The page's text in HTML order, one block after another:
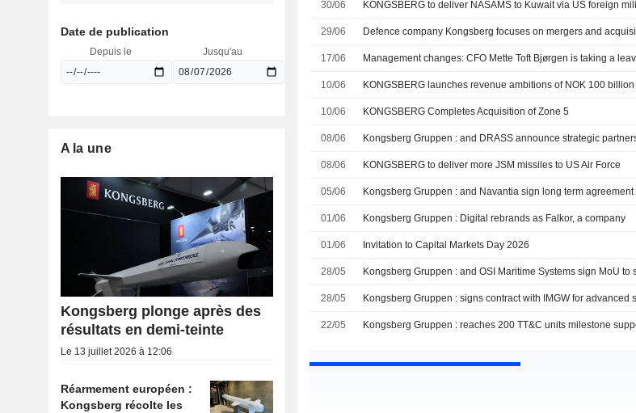
30/06
29/06
17/06 Management changes: CFO Mette Toft Bjørgen is taking a
10/06
10/06 KONGSBERG Completes Acquisition of Zone 5
08/06 Kongsberg Gruppen : and DRASS announce strategic
08/06 KONGSBERG to deliver more JSM missiles to US Air Force
05/06
01/06 Kongsberg Gruppen : Digital rebrands as Falkor, a company
01/06 Invitation to Capital Markets Day 2026
28/05
28/05
22/05
Date de publication
Depuis le Jusqu'au
A la une
Kongsberg plonge après des
résultats en demi-teinte
Le 13 juillet 2026 à 12:06
Réarmement européen :
Kongsberg récolte les